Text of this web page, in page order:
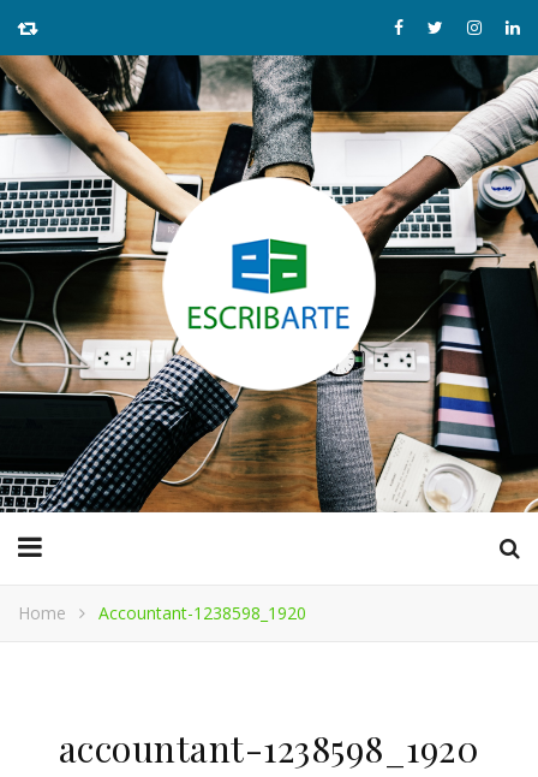
Home Accountant-1238598_1920
accountant-1238598_1920